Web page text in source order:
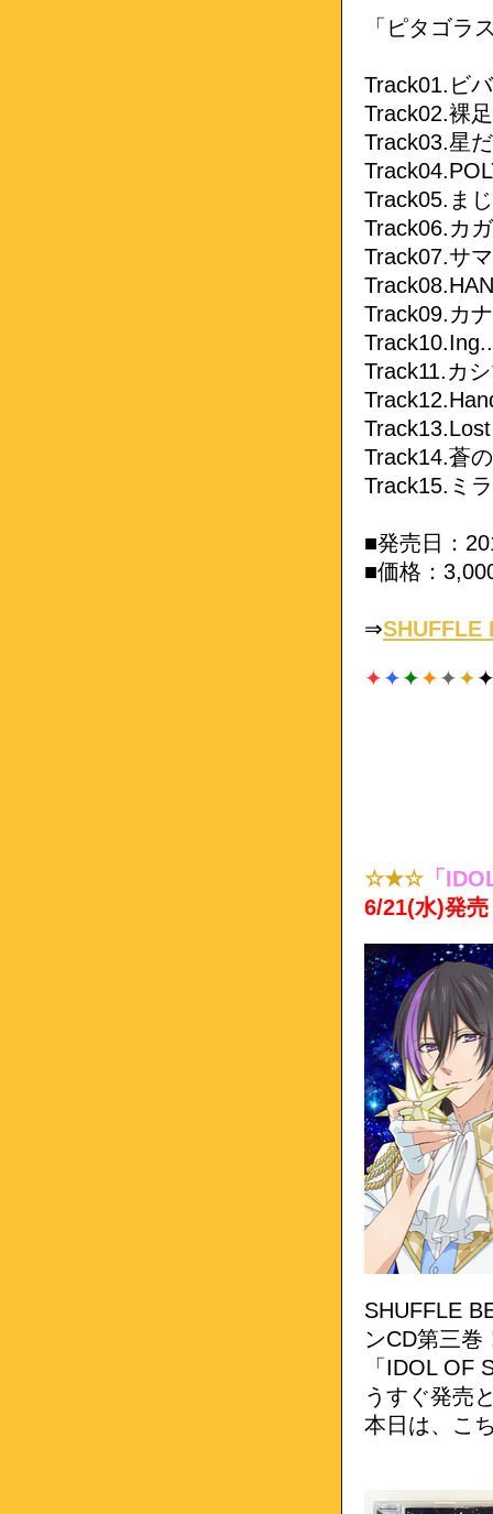
「ピタゴラ
Track01.ビ
Track02.裸
Track03.星
Track05.ま
Track06.カ
Track07.サ
Track09.カ
Track11.カ
Track14.蒼
Track15.ミ
■発売日：
■価格：
⇒SHUFFLE
✦✦✦✦✦✦
☆★☆ 「
6/21(水)発売
SHUFFLE
ンCD第三巻
「IDOL OF
うすぐ発売
本日は、こ